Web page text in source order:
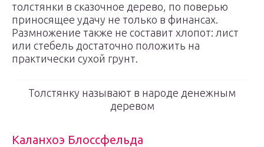
толстянки в сказочное дерево, по поверью
приносящее удачу не только в финансах.
Размножение также не составит хлопот: лист
или стебель достаточно положить на
практически сухой грунт.
Толстянку называют в народе денежным
деревом
Каланхоэ Блоссфельда